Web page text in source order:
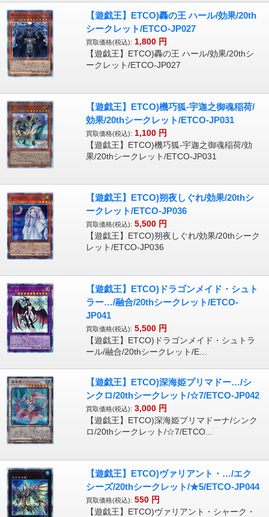
【遊戯王】ETCO)轟の王 ハール/効果/20th
シークレット/ETCO-JP027
買取価格(税込): 1,800 円
【遊戯王】ETCO)轟の王 ハール/効果/20thシ
ークレット/ETCO-JP027
【遊戯王】ETCO)機巧狐-宇迦之御魂稲荷/
効果/20thシークレット/ETCO-JP031
買取価格(税込): 1,100 円
【遊戯王】ETCO)機巧狐-宇迦之御魂稲荷/効
果/20thシークレット/ETCO-JP031
【遊戯王】ETCO)朔夜しぐれ/効果/20thシ
ークレット/ETCO-JP036
買取価格(税込): 5,500 円
【遊戯王】ETCO)朔夜しぐれ/効果/20thシーク
レット/ETCO-JP036
【遊戯王】ETCO)ドラゴンメイド・シュト
ラー…/融合/20thシークレット/ETCO-
JP041
買取価格(税込): 5,500 円
【遊戯王】ETCO)ドラゴンメイド・シュトラ
ール/融合/20thシークレット/E...
【遊戯王】ETCO)深海姫プリマドー…/シ
ンクロ/20thシークレット/☆7/ETCO-JP042
買取価格(税込): 3,000 円
【遊戯王】ETCO)深海姫プリマドーナ/シンク
ロ/20thシークレット/☆7/ETCO...
【遊戯王】ETCO)ヴァリアント・…/エク
シーズ/20thシークレット/★5/ETCO-JP044
買取価格(税込): 550 円
【遊戯王】ETCO)ヴァリアント・シャーク・